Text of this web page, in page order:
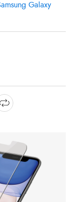
Galaxy